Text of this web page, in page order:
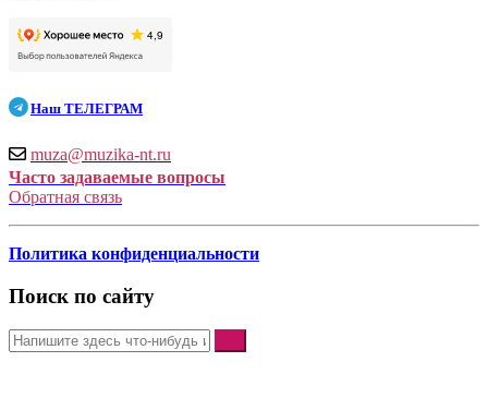
Наш ТЕЛЕГРАМ
muza@muzika-nt.ru
Часто задаваемые вопросы
Обратная связь
Политика конфиденциальности
Поиск по сайту